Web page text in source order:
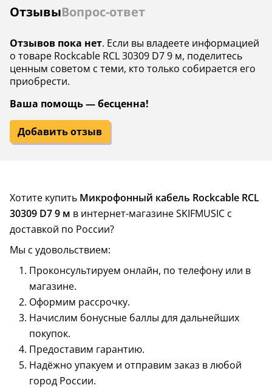
ОтзывыВопрос-ответ
Отзывов пока нет. Если вы владеете информацией
о товаре Rockcable RCL 30309 D7 9 м, поделитесь
ценным советом с теми, кто только собирается его
приобрести.
Ваша помощь — бесценна!
Добавить отзыв
Хотите купить Микрофонный кабель Rockcable RCL
30309 D7 9 м в интернет-магазине SKIFMUSIC с
доставкой по России?
Мы с удовольствием:
Проконсультируем онлайн, по телефону или в
магазине.
Оформим рассрочку.
Начислим бонусные баллы для дальнейших
покупок.
Предоставим гарантию.
Надёжно упакуем и отправим заказ в любой
город России.